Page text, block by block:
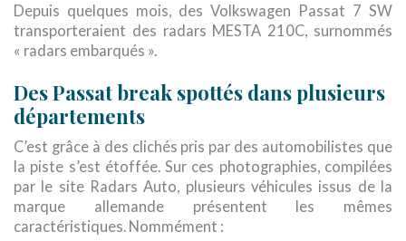
Depuis quelques mois, des Volkswagen Passat 7 SW
transporteraient des radars MESTA 210C, surnommés
« radars embarqués ».
Des Passat break spottés dans plusieurs
départements
C’est grâce à des clichés pris par des automobilistes que
la piste s’est étoffée. Sur ces photographies, compilées
par le site Radars Auto, plusieurs véhicules issus de la
marque allemande présentent les mêmes
caractéristiques. Nommément :